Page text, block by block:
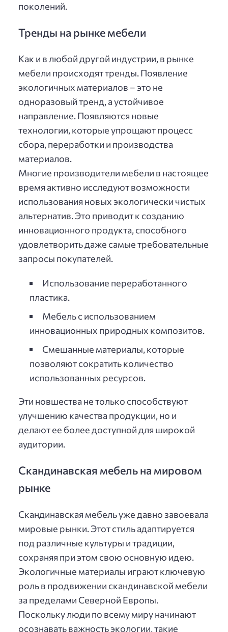
поколений.
Тренды на рынке мебели
Как и в любой другой индустрии, в рынке
мебели происходят тренды. Появление
экологичных материалов – это не
одноразовый тренд, а устойчивое
направление. Появляются новые
технологии, которые упрощают процесс
сбора, переработки и производства
материалов.
Многие производители мебели в настоящее
время активно исследуют возможности
использования новых экологически чистых
альтернатив. Это приводит к созданию
инновационного продукта, способного
удовлетворить даже самые требовательные
запросы покупателей.
Использование переработанного
пластика.
Мебель с использованием
инновационных природных композитов.
Смешанные материалы, которые
позволяют сократить количество
использованных ресурсов.
Эти новшества не только способствуют
улучшению качества продукции, но и
делают ее более доступной для широкой
аудитории.
Скандинавская мебель на мировом
рынке
Скандинавская мебель уже давно завоевала
мировые рынки. Этот стиль адаптируется
под различные культуры и традиции,
сохраняя при этом свою основную идею.
Экологичные материалы играют ключевую
роль в продвижении скандинавской мебели
за пределами Северной Европы.
Поскольку люди по всему миру начинают
осознавать важность экологии, такие